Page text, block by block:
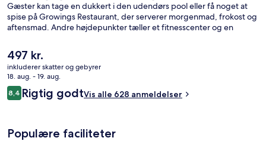
Gæster kan tage en dukkert i den udendørs pool eller få noget at
spise på Growings Restaurant, der serverer morgenmad, frokost og
aftensmad. Andre højdepunkter tæller et fitnesscenter og en
Offentlig transport ligger kun en kort gåtur væk: Phaya Thai
Metrostation ligger 8 minutter væk og Rachathewi BTS
Metrostation ligger 9 minutter derfra.
Den
nuværende
pris
er
497 kr.
497 kr.
inkluderer skatter og gebyrer
18. aug. - 19. aug.
Anmeldelser
8,48,4 ud af 10.
Rigtig godtVis alle 628 anmeldelser
Populære faciliteter